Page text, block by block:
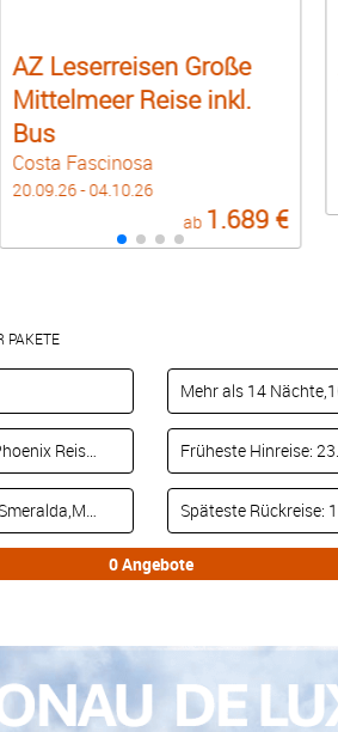
AZ Leserreisen Große
Mittelmeer Reise inkl.
Bus
Costa Fascinosa
20.09.26 - 04.10.26
ab 1.689 €
PAKETE